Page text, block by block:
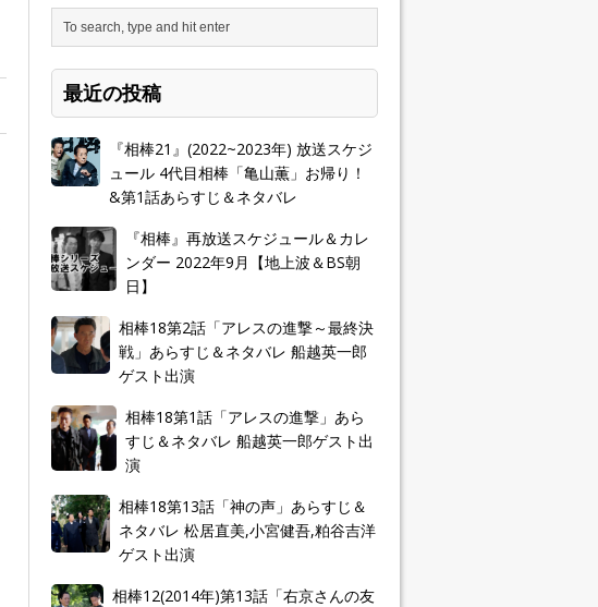
最近の投稿
『相棒21』(2022~2023年) 放送スケジ
ュール 4代目相棒「亀山薫」お帰り！
&第1話あらすじ＆ネタバレ
『相棒』再放送スケジュール＆カレ
ンダー 2022年9月【地上波＆BS朝
日】
相棒18第2話「アレスの進撃～最終決
戦」あらすじ＆ネタバレ 船越英一郎
ゲスト出演
相棒18第1話「アレスの進撃」あら
すじ＆ネタバレ 船越英一郎ゲスト出
演
相棒18第13話「神の声」あらすじ＆
ネタバレ 松居直美,小宮健吾,粕谷吉洋
ゲスト出演
相棒12(2014年)第13話「右京さんの友